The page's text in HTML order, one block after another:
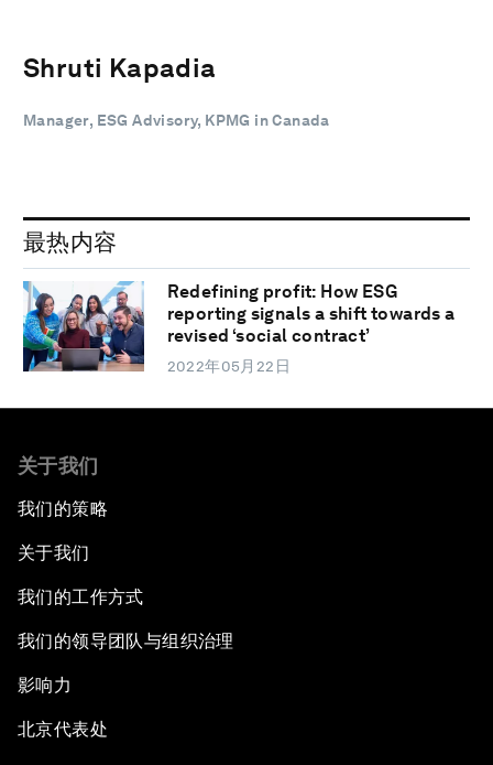
Shruti Kapadia
Manager, ESG Advisory, KPMG in Canada
最热内容
Redefining profit: How ESG
reporting signals a shift towards a
revised ‘social contract’
2022年05月22日
关于我们
我们的策略
关于我们
我们的工作方式
我们的领导团队与组织治理
影响力
北京代表处